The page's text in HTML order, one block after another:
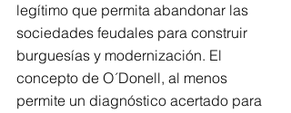
legítimo que permita abandonar las
sociedades feudales para construir
burguesías y modernización. El
concepto de O´Donell, al menos
permite un diagnóstico acertado para